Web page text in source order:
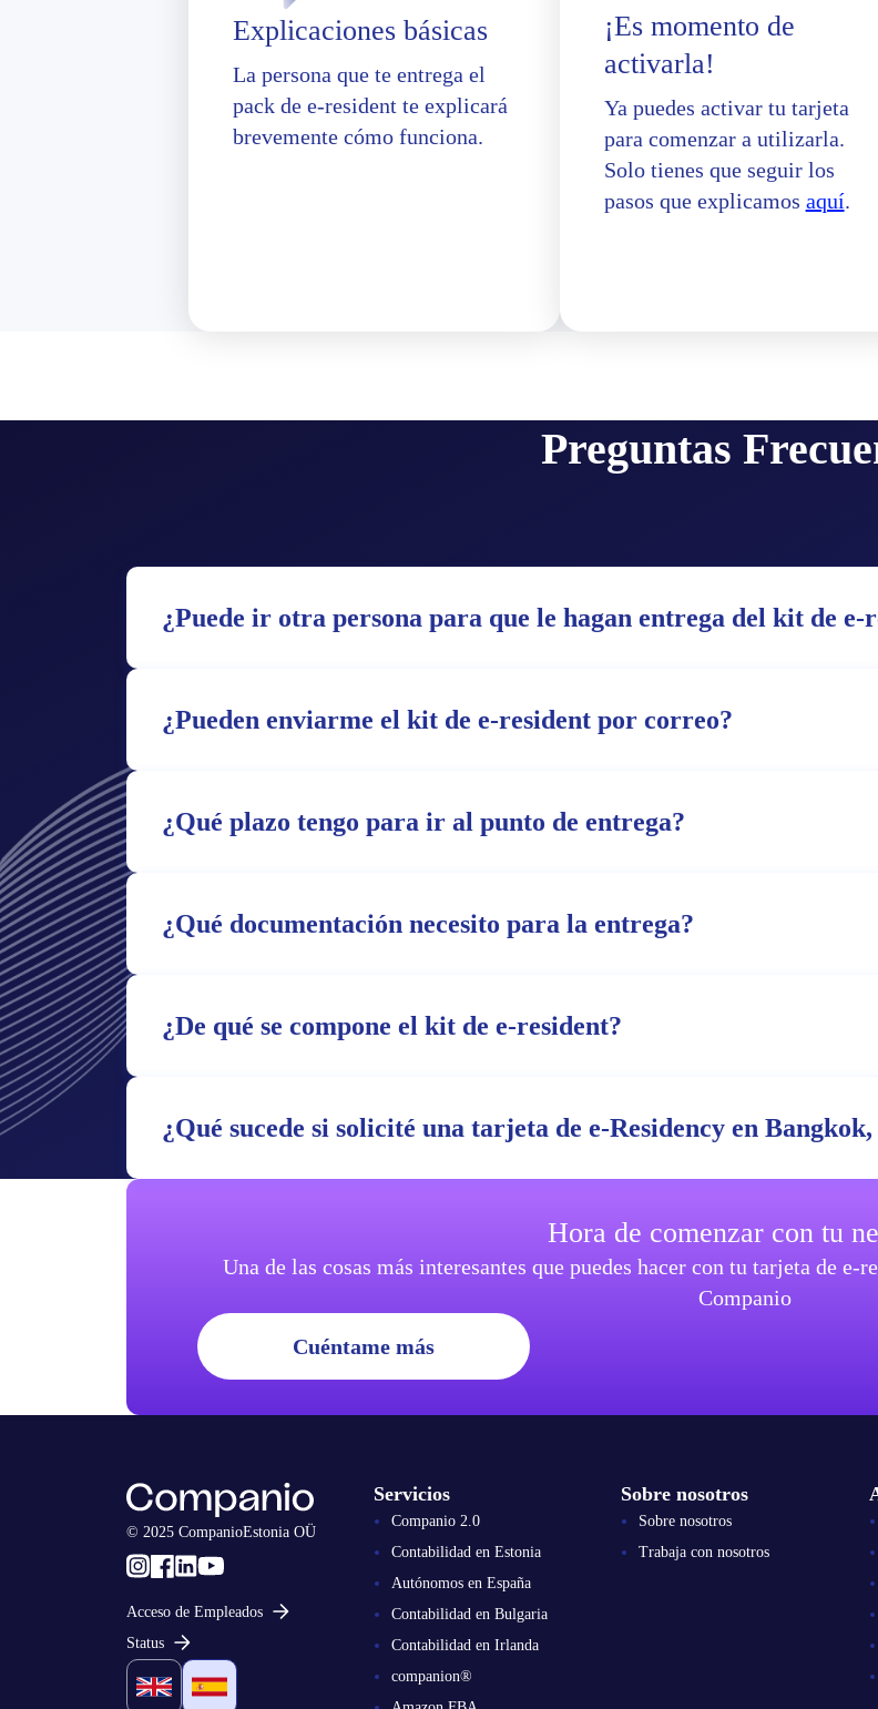
Explicaciones básicas
La persona que te entrega el
pack de e-resident te explicará
brevemente cómo funciona.
¡Es momento de
activarla!
Ya puedes activar tu tarjeta
para comenzar a utilizarla.
Solo tienes que seguir los
pasos que explicamos aquí.
Preguntas
¿Puede ir otra persona para que le hagan entrega del kit de e-
¿Pueden enviarme el kit de e-resident por correo?
¿Qué plazo tengo para ir al punto de entrega?
¿Qué documentación necesito para la entrega?
¿De qué se compone el kit de e-resident?
¿Qué sucede si solicité una tarjeta de e-Residency en
Hora de comenzar con tu
Una de las cosas más interesantes que puedes hacer con tu tarjeta de
Companio
Cuéntame más
© 2025 CompanioEstonia OÜ
Acceso de Empleados
Status
Servicios
Companio 2.0
Contabilidad en Estonia
Autónomos en España
Contabilidad en Bulgaria
Contabilidad en Irlanda
companion®
Sobre nosotros
Sobre nosotros
Trabaja con nosotros